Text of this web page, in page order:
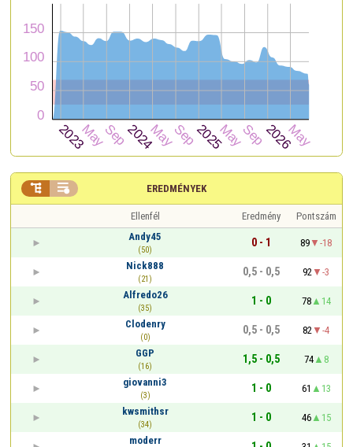
EREDMÉNYEK
 
Ellenfél Eredmény
Pontszám
Andy45
(50)
0 - 1 89
-18
Nick888
(21)
0,5 - 0,5 92
-3
Alfredo26
(35)
1 - 0 78
14
Clodenry
(0)
0,5 - 0,5 82
-4
GGP
(16)
1,5 - 0,5 74
8
giovanni3
(3)
1 - 0 61
13
kwsmithsr
(34)
1 - 0 46
15
moderr